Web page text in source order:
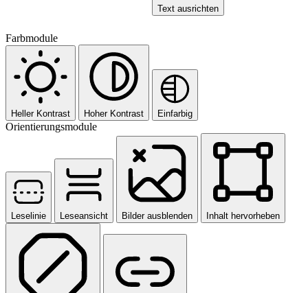
Text ausrichten
Farbmodule
Heller Kontrast Hoher Kontrast Einfarbig
Orientierungsmodule
Leselinie Leseansicht Bilder ausblenden Inhalt hervorheben